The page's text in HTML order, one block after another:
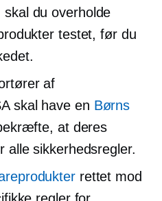
du overholde
testet, før du
af
skal have en Børns
at deres
alle sikkerhedsregler.
rettet mod